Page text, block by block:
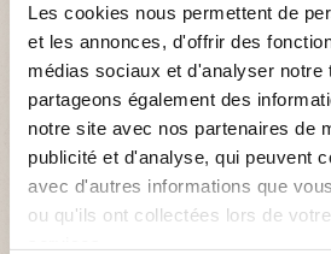
Les cookies nous permettent de
et les annonces, d'offrir des
médias sociaux et d'analyser notre
partageons également des
notre site avec nos partenaires de
publicité et d'analyse, qui peuvent
avec d'autres informations que
ou qu'ils ont collectées lors de
visite,
des
créez des
animations